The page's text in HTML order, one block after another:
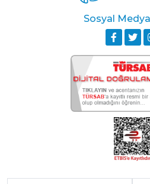
Ekstra Yatak
Mama Sandalyesi
Sosyal